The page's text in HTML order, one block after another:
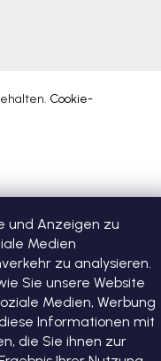
und Anzeigen zu
Medien
zu analysieren.
Sie unsere Website
Medien, Werbung
Informationen mit
die Sie ihnen zur
Cookie-